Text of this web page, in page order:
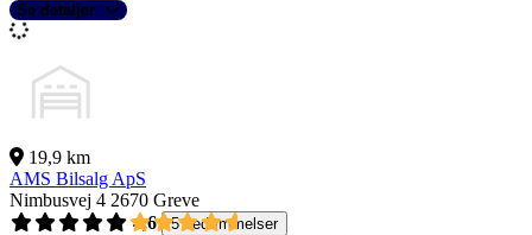
Se detaljer
19,9 km
AMS Bilsalg ApS
Nimbusvej 4 2670 Greve
4,6
5 bedømmelser